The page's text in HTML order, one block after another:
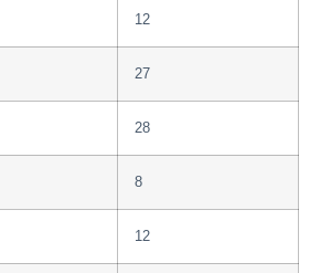
12
27
28
8
12